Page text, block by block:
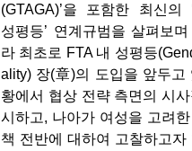
(GTAGA)’을 포함한 최신의
성평등’ 연계규범을 살펴보
라 최초로 FTA 내 성평등
ality) 장(章)의 도입을 앞두고
황에서 협상 전략 측면의 시사
시하고, 나아가 여성을 고려
책 전반에 대하여 고찰하고자